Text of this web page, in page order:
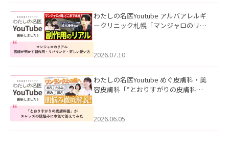
わたしの名医Youtube アルバアレルギ
ークリニック札幌「マンジャロのリア
た。
2026.07.10
わたしの名医Youtube めぐ皮膚科・美
容皮膚科「”とおりすがりの皮膚科
2026.06.05